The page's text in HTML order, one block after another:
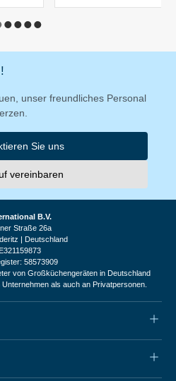
unser freundliches Personal
Sie uns
vereinbaren
B.V.
Straße 26a
| Deutschland
58573909
von Großküchengeräten in Deutschland
als auch an Privatpersonen.